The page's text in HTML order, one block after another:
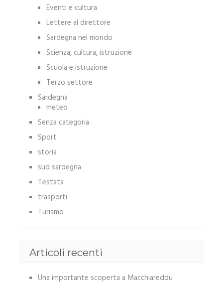
Eventi e cultura
Lettere al direttore
Sardegna nel mondo
Scienza, cultura, istruzione
Scuola e istruzione
Terzo settore
Sardegna
meteo
Senza categoria
Sport
storia
sud sardegna
Testata
trasporti
Turismo
Articoli recenti
Una importante scoperta a Macchiareddu